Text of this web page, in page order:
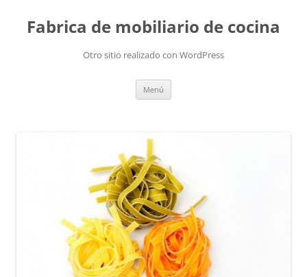
Fabrica de mobiliario de cocina
Otro sitio realizado con WordPress
Menú